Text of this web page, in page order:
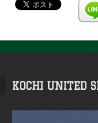
KOCHI UNITED